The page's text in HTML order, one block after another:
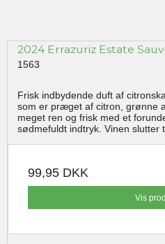
2024 Errazuriz Estate
1563
Frisk indbydende duft af
som er præget af citron, grønne
meget ren og frisk med et
sødmefuldt indtryk. Vinen slutter
99,95 DKK
Vis